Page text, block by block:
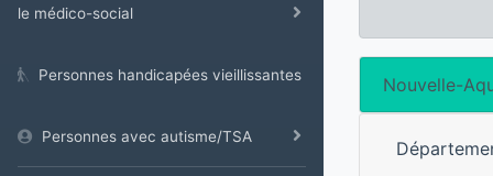
le médico-social
Personnes handicapées vieillissantes
Personnes avec autisme/TSA
Nouvelle-